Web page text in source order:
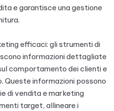
e garantisce una gestione
efficaci: gli strumenti di
informazioni dettagliate
comportamento dei clienti e
Queste informazioni possono
di vendita e marketing
target, allineare i